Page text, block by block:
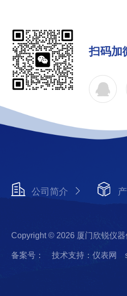
扫码加
公司简介
Copyright © 2026 厦门欣锐仪
备案号： 技术支持：仪表网